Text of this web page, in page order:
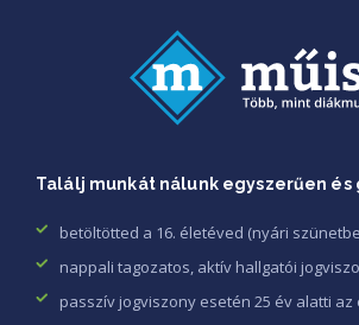
Találj munkát nálunk egyszerűen és
betöltötted a 16. életéved (nyári
nappali tagozatos, aktív hallgatói
passzív jogviszony esetén 25 év alatti az